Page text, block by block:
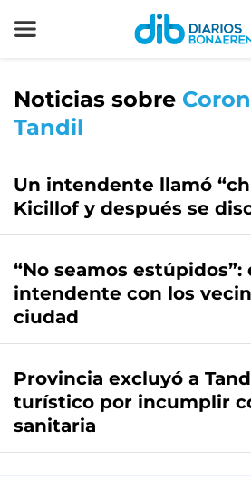
Noticias sobre
Tandil
Un intendente llamó
Kicillof y después se
“No seamos
intendente con los
ciudad
Provincia excluyó a
turístico por incumplir
sanitaria